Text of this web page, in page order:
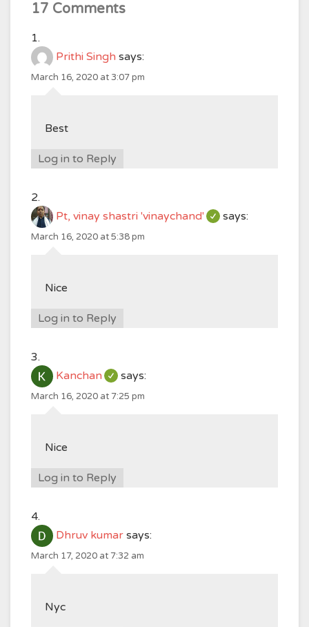
17 Comments
Prithi Singh says:
March 16, 2020 at 3:07 pm
Best
Log in to Reply
Pt, vinay shastri 'vinaychand' says:
March 16, 2020 at 5:38 pm
Nice
Log in to Reply
Kanchan says:
March 16, 2020 at 7:25 pm
Nice
Log in to Reply
Dhruv kumar says:
March 17, 2020 at 7:32 am
Nyc